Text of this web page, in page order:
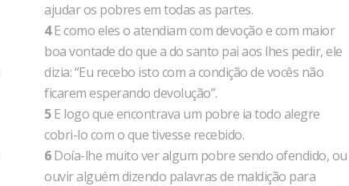
ajudar os pobres em todas as partes.
4E como eles o atendiam com devoção e com maior
boa vontade do que a do santo pai aos lhes pedir, ele
dizia: “Eu recebo isto com a condição de vocês não
ficarem esperando devolução”.
5E logo que encontrava um pobre ia todo alegre
cobri-lo com o que tivesse recebido.
6Doía-lhe muito ver algum pobre sendo ofendido, ou
ouvir alguém dizendo palavras de maldição para